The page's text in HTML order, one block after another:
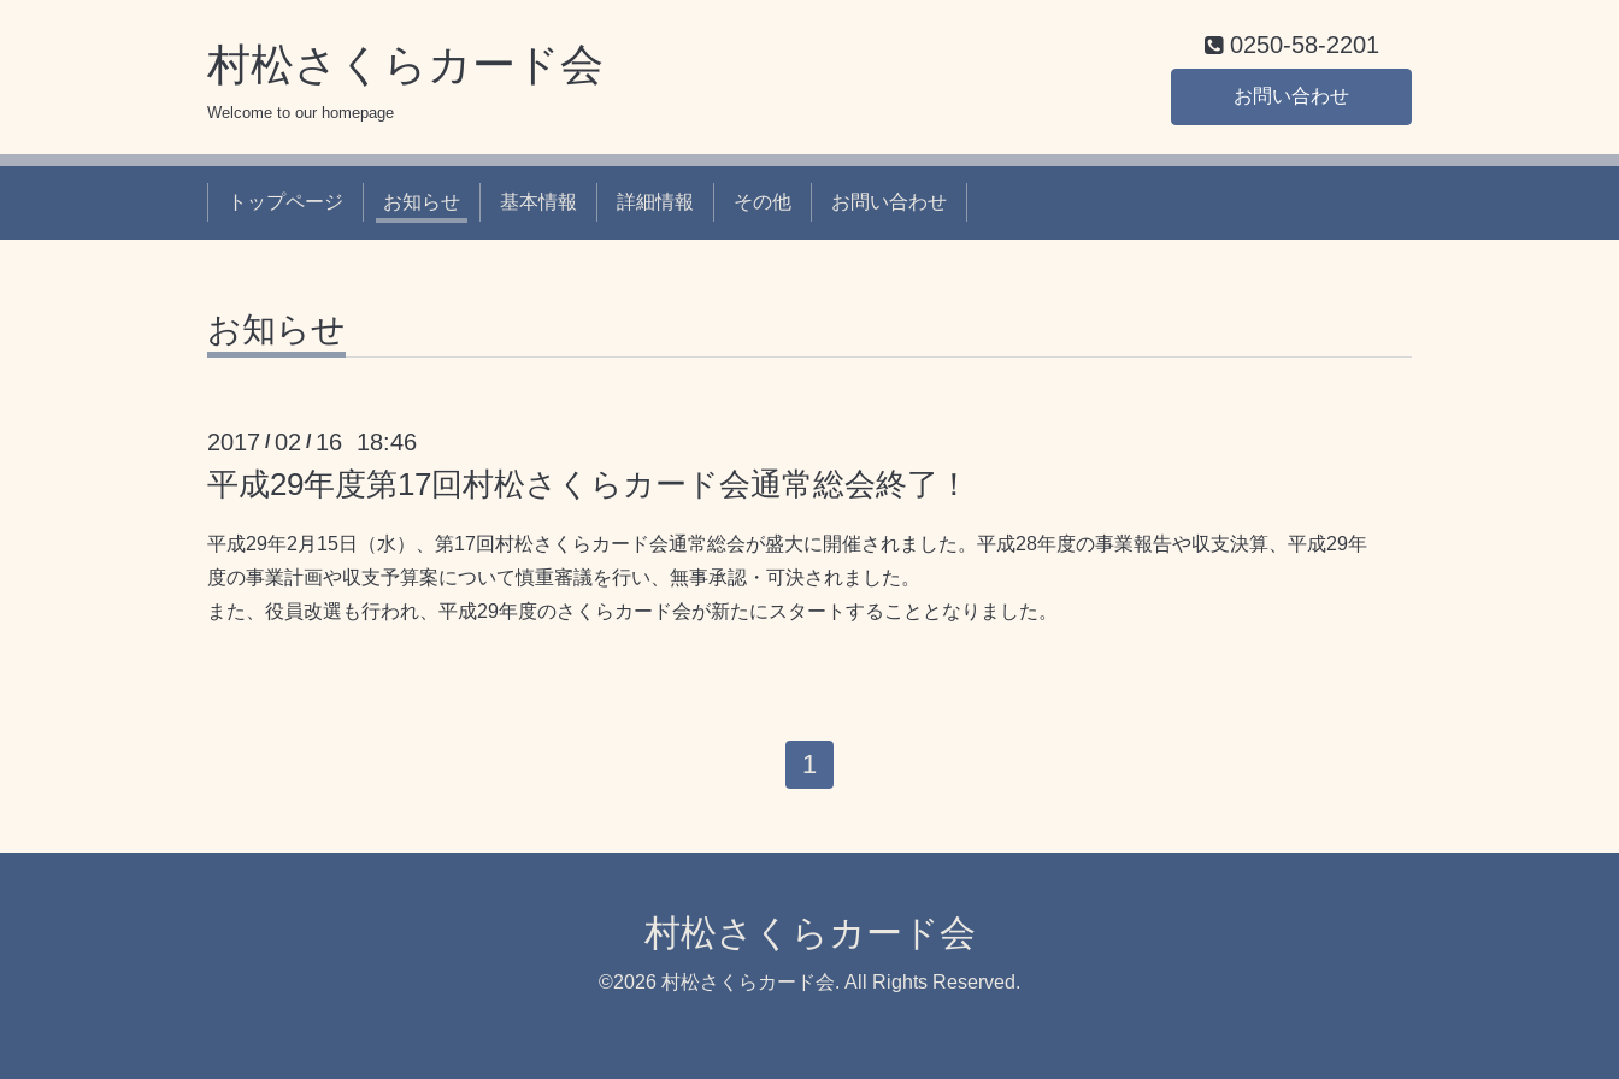
村松さくらカード会
Welcome to our homepage
0250-58-2201
お問い合わせ
トップページ お知らせ 基本情報 詳細情報 その他 お問い合わせ
お知らせ
2017 /02 / 16 18:46
平成29年度第17回村松さくらカード会通常総会終了！
平成29年2月15日（水）、第17回村松さくらカード会通常総会が盛大に開催されました。平成28年度の事業報告や収支決算、平成29年
度の事業計画や収支予算案について慎重審議を行い、無事承認・可決されました。
また、役員改選も行われ、平成29年度のさくらカード会が新たにスタートすることとなりました。
1
村松さくらカード会
©2026 村松さくらカード会. All Rights Reserved.